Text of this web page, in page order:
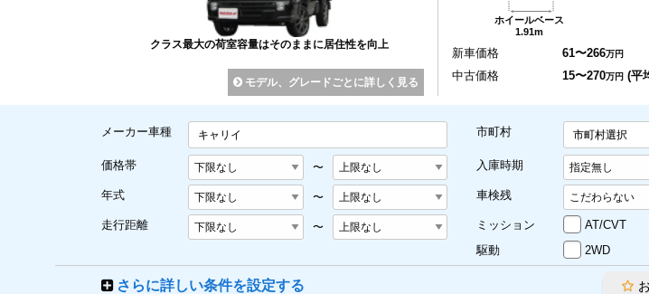
クラス最大の荷室容量はそのままに居住性を向上
モデル、グレードごとに詳しく見る
ホイールベース
1.91m
新車価格 61〜266万円
中古価格 15〜270万円 (平
メーカー車種 キャリイ
価格帯 〜
年式 〜
走行距離 〜
市町村 市町村選択
入庫時期
車検残
ミッション AT/CVT
駆動
2WD
さらに詳しい条件を設定する